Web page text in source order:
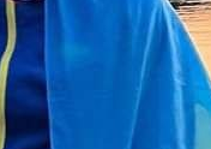
чому
не
питна